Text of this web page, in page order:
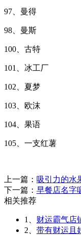
97、曼得
98、曼斯
100、古特
101、冰工厂
102、夏梦
103、欧沫
104、果语
105、一支红薯
上一篇： 吸引力的水
下一篇： 早餐店名字
相关推荐
1、 财运霸气店
2、 带有财运且